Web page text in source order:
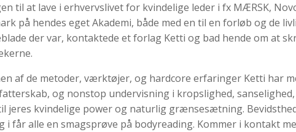
til at lave i erhvervslivet for kvindelige leder i fx MÆRSK,
på hendes eget Akademi, både med en til en forløb og de
der var, kontaktede et forlag Ketti og bad hende om at
af de metoder, værktøjer, og hardcore erfaringer Ketti har
og nonstop undervisning i kropslighed,
jeres kvindelige power og naturlig grænsesætning.
får alle en smagsprøve på bodyreading. Kommer i kontakt